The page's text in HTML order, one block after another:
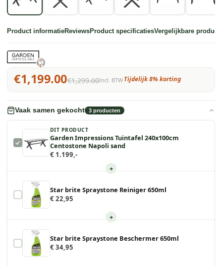
Product informatieReviewsProduct specificatiesVergelijkbare
€1,199.00€1,299.00Incl. BTW Tijdelijk 8% korting
Vaak samen gekocht 3 producten
DIT PRODUCT
Garden Impressions Tuintafel 240x100cm
Centostone Napoli sand
€ 1.199,-
+
Star brite Spraystone Reiniger 650ml
€ 22,95
+
Star brite Spraystone Beschermer 650ml
€ 34,95